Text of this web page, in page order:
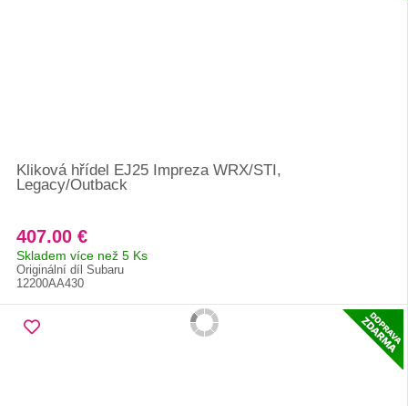
Kliková hřídel EJ25 Impreza WRX/STI,
Legacy/Outback
407.00 €
Skladem více než 5 Ks
Originální díl Subaru
12200AA430